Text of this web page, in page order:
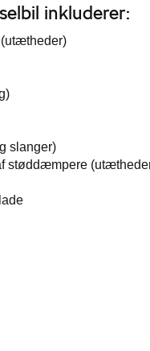
inkluderer:
slanger)
støddæmpere